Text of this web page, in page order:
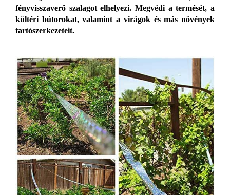
fényvisszaverő szalagot elhelyezi. Megvédi a termését, a
kültéri bútorokat, valamint a virágok és más növények
tartószerkezeteit.